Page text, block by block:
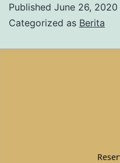
Published June 26, 2020
Categorized as Berita